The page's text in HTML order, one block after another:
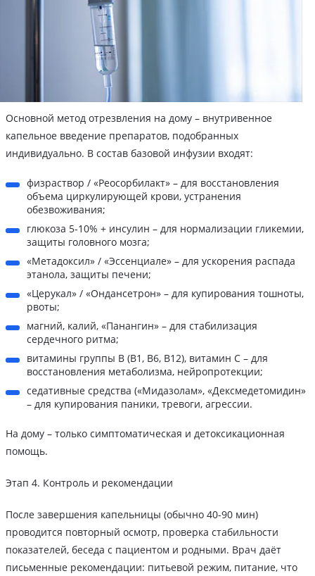
Основной метод отрезвления на дому – внутривенное
капельное введение препаратов, подобранных
индивидуально. В состав базовой инфузии входят:
физраствор / «Реосорбилакт» – для восстановления
объема циркулирующей крови, устранения
обезвоживания;
глюкоза 5-10% + инсулин – для нормализации гликемии,
защиты головного мозга;
«Метадоксил» / «Эссенциале» – для ускорения распада
этанола, защиты печени;
«Церукал» / «Ондансетрон» – для купирования тошноты,
рвоты;
магний, калий, «Панангин» – для стабилизация
сердечного ритма;
витамины группы B (B1, B6, B12), витамин C – для
восстановления метаболизма, нейропротекции;
седативные средства («Мидазолам», «Дексмедетомидин»
– для купирования паники, тревоги, агрессии.
На дому – только симптоматическая и детоксикационная
помощь.
Этап 4. Контроль и рекомендации
После завершения капельницы (обычно 40-90 мин)
проводится повторный осмотр, проверка стабильности
показателей, беседа с пациентом и родными. Врач даёт
письменные рекомендации: питьевой режим, питание, что